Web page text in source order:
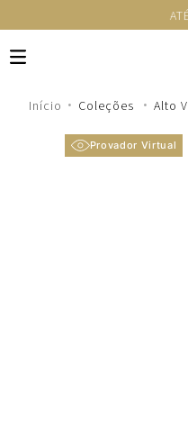
ATÉ
Coleções Alto
Provador Virtual